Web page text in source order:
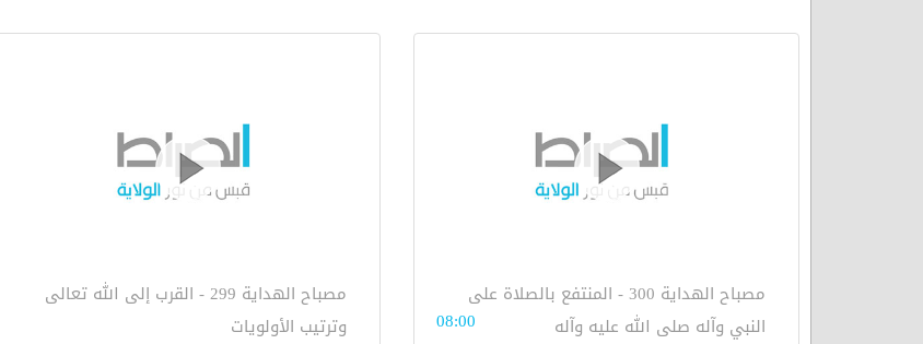
مصباح الهداية 300 - المنتفع بالصلاة على
النبي وآله صلى الله عليه وآله
08:00
مصباح الهداية 299 - القرب إلى الله تعالى
وترتيب الأولويات